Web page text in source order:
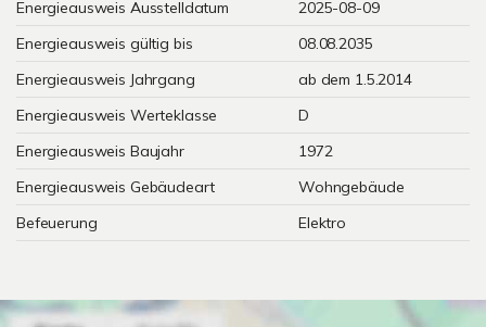
Energieausweis Ausstelldatum
2025-08-09
Energieausweis gültig bis
08.08.2035
Energieausweis Jahrgang
ab dem 1.5.2014
Energieausweis Werteklasse
D
Energieausweis Baujahr
1972
Energieausweis Gebäudeart
Wohngebäude
Befeuerung
Elektro